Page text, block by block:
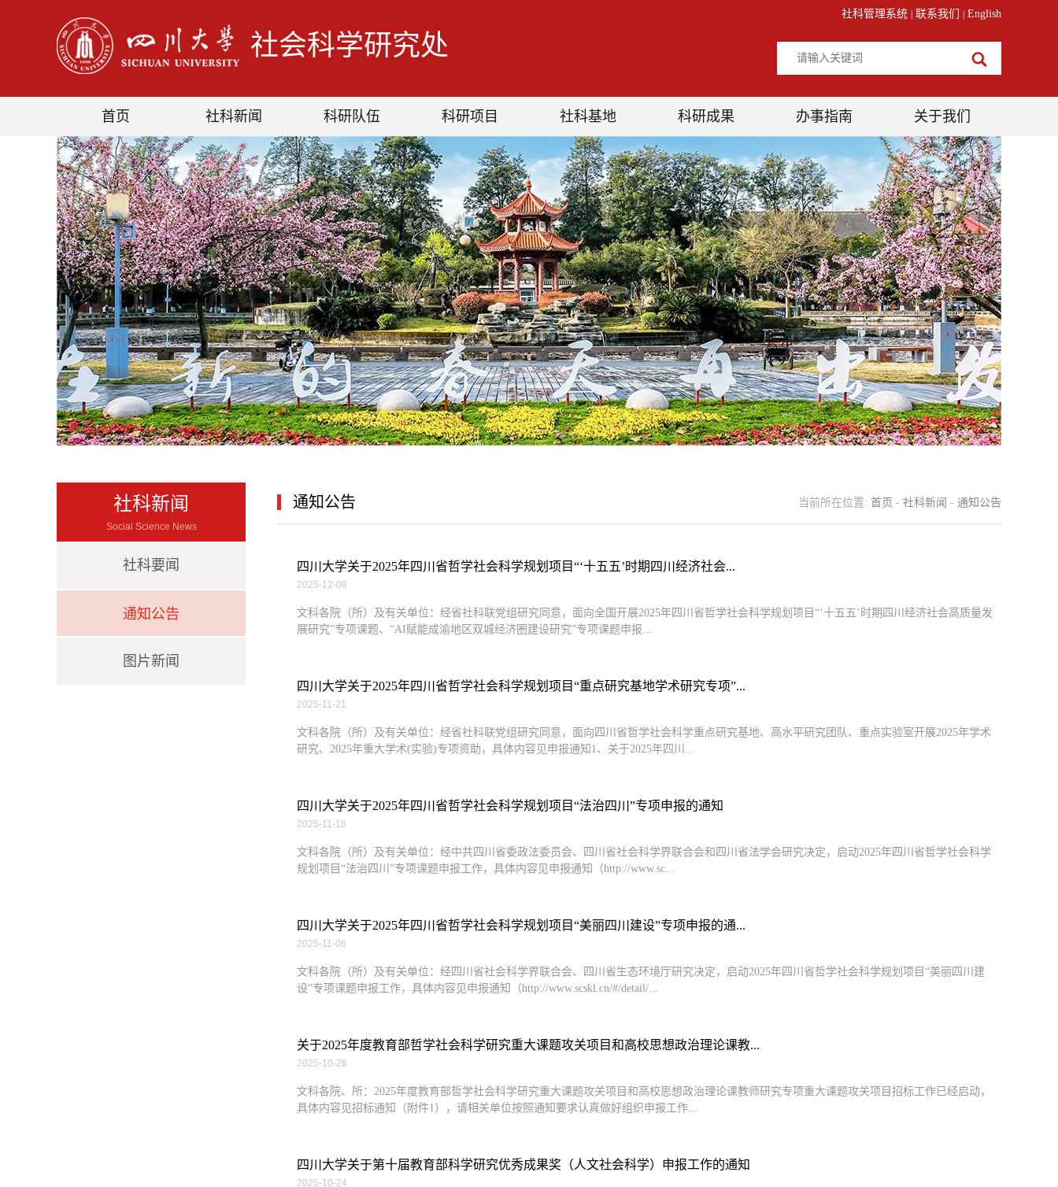
社会科学研究处
社科管理系统 联系我们 English
首页 社科新闻 科研队伍 科研项目 社科基地 科研成果 办事指南 关于我们
社科新闻
Social Science News
社科要闻
通知公告
图片新闻
通知公告 当前所在位置: 首页 - 社科新闻 - 通知公告
四川大学关于2025年四川省哲学社会科学规划项目“‘十五五’时期四川经济社会...
2025-12-08
文科各院（所）及有关单位：经省社科联党组研究同意，面向全国开展2025年四川省哲学社会科学规划项目“‘十五五’时期四川经济社会高质量发
展研究”专项课题、“AI赋能成渝地区双城经济圈建设研究”专项课题申报...
四川大学关于2025年四川省哲学社会科学规划项目“重点研究基地学术研究专项”...
2025-11-21
文科各院（所）及有关单位：经省社科联党组研究同意，面向四川省哲学社会科学重点研究基地、高水平研究团队、重点实验室开展2025年学术
研究、2025年重大学术(实验)专项资助，具体内容见申报通知1、关于2025年四川...
四川大学关于2025年四川省哲学社会科学规划项目“法治四川”专项申报的通知
2025-11-18
文科各院（所）及有关单位：经中共四川省委政法委员会、四川省社会科学界联合会和四川省法学会研究决定，启动2025年四川省哲学社会科学
规划项目“法治四川”专项课题申报工作，具体内容见申报通知（http://www.sc...
四川大学关于2025年四川省哲学社会科学规划项目“美丽四川建设”专项申报的通...
2025-11-06
文科各院（所）及有关单位：经四川省社会科学界联合会、四川省生态环境厅研究决定，启动2025年四川省哲学社会科学规划项目“美丽四川建
设”专项课题申报工作，具体内容见申报通知（http://www.scskl.cn/#/detail/...
关于2025年度教育部哲学社会科学研究重大课题攻关项目和高校思想政治理论课教...
2025-10-28
文科各院、所：2025年度教育部哲学社会科学研究重大课题攻关项目和高校思想政治理论课教师研究专项重大课题攻关项目招标工作已经启动，
具体内容见招标通知（附件1），请相关单位按照通知要求认真做好组织申报工作...
四川大学关于第十届教育部科学研究优秀成果奖（人文社会科学）申报工作的通知
2025-10-24